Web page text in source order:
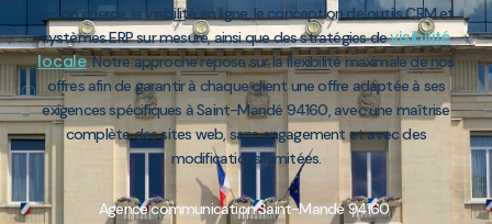
e-commerce, la visibilité en ligne, le conception de outils CRM et
systèmes ERP sur mesure, ainsi que des stratégies devisibilité
locale. Notre approche repose sur la flexibilité maximale de nos
offres afin de garantir à chaque client une offre adaptée à ses
exigences spécifiques à Saint-Mandé 94160, avec une maîtrise
complète des sites web, sans engagement et avec des
modifications illimitées.
Agence communication Saint-Mandé 94160